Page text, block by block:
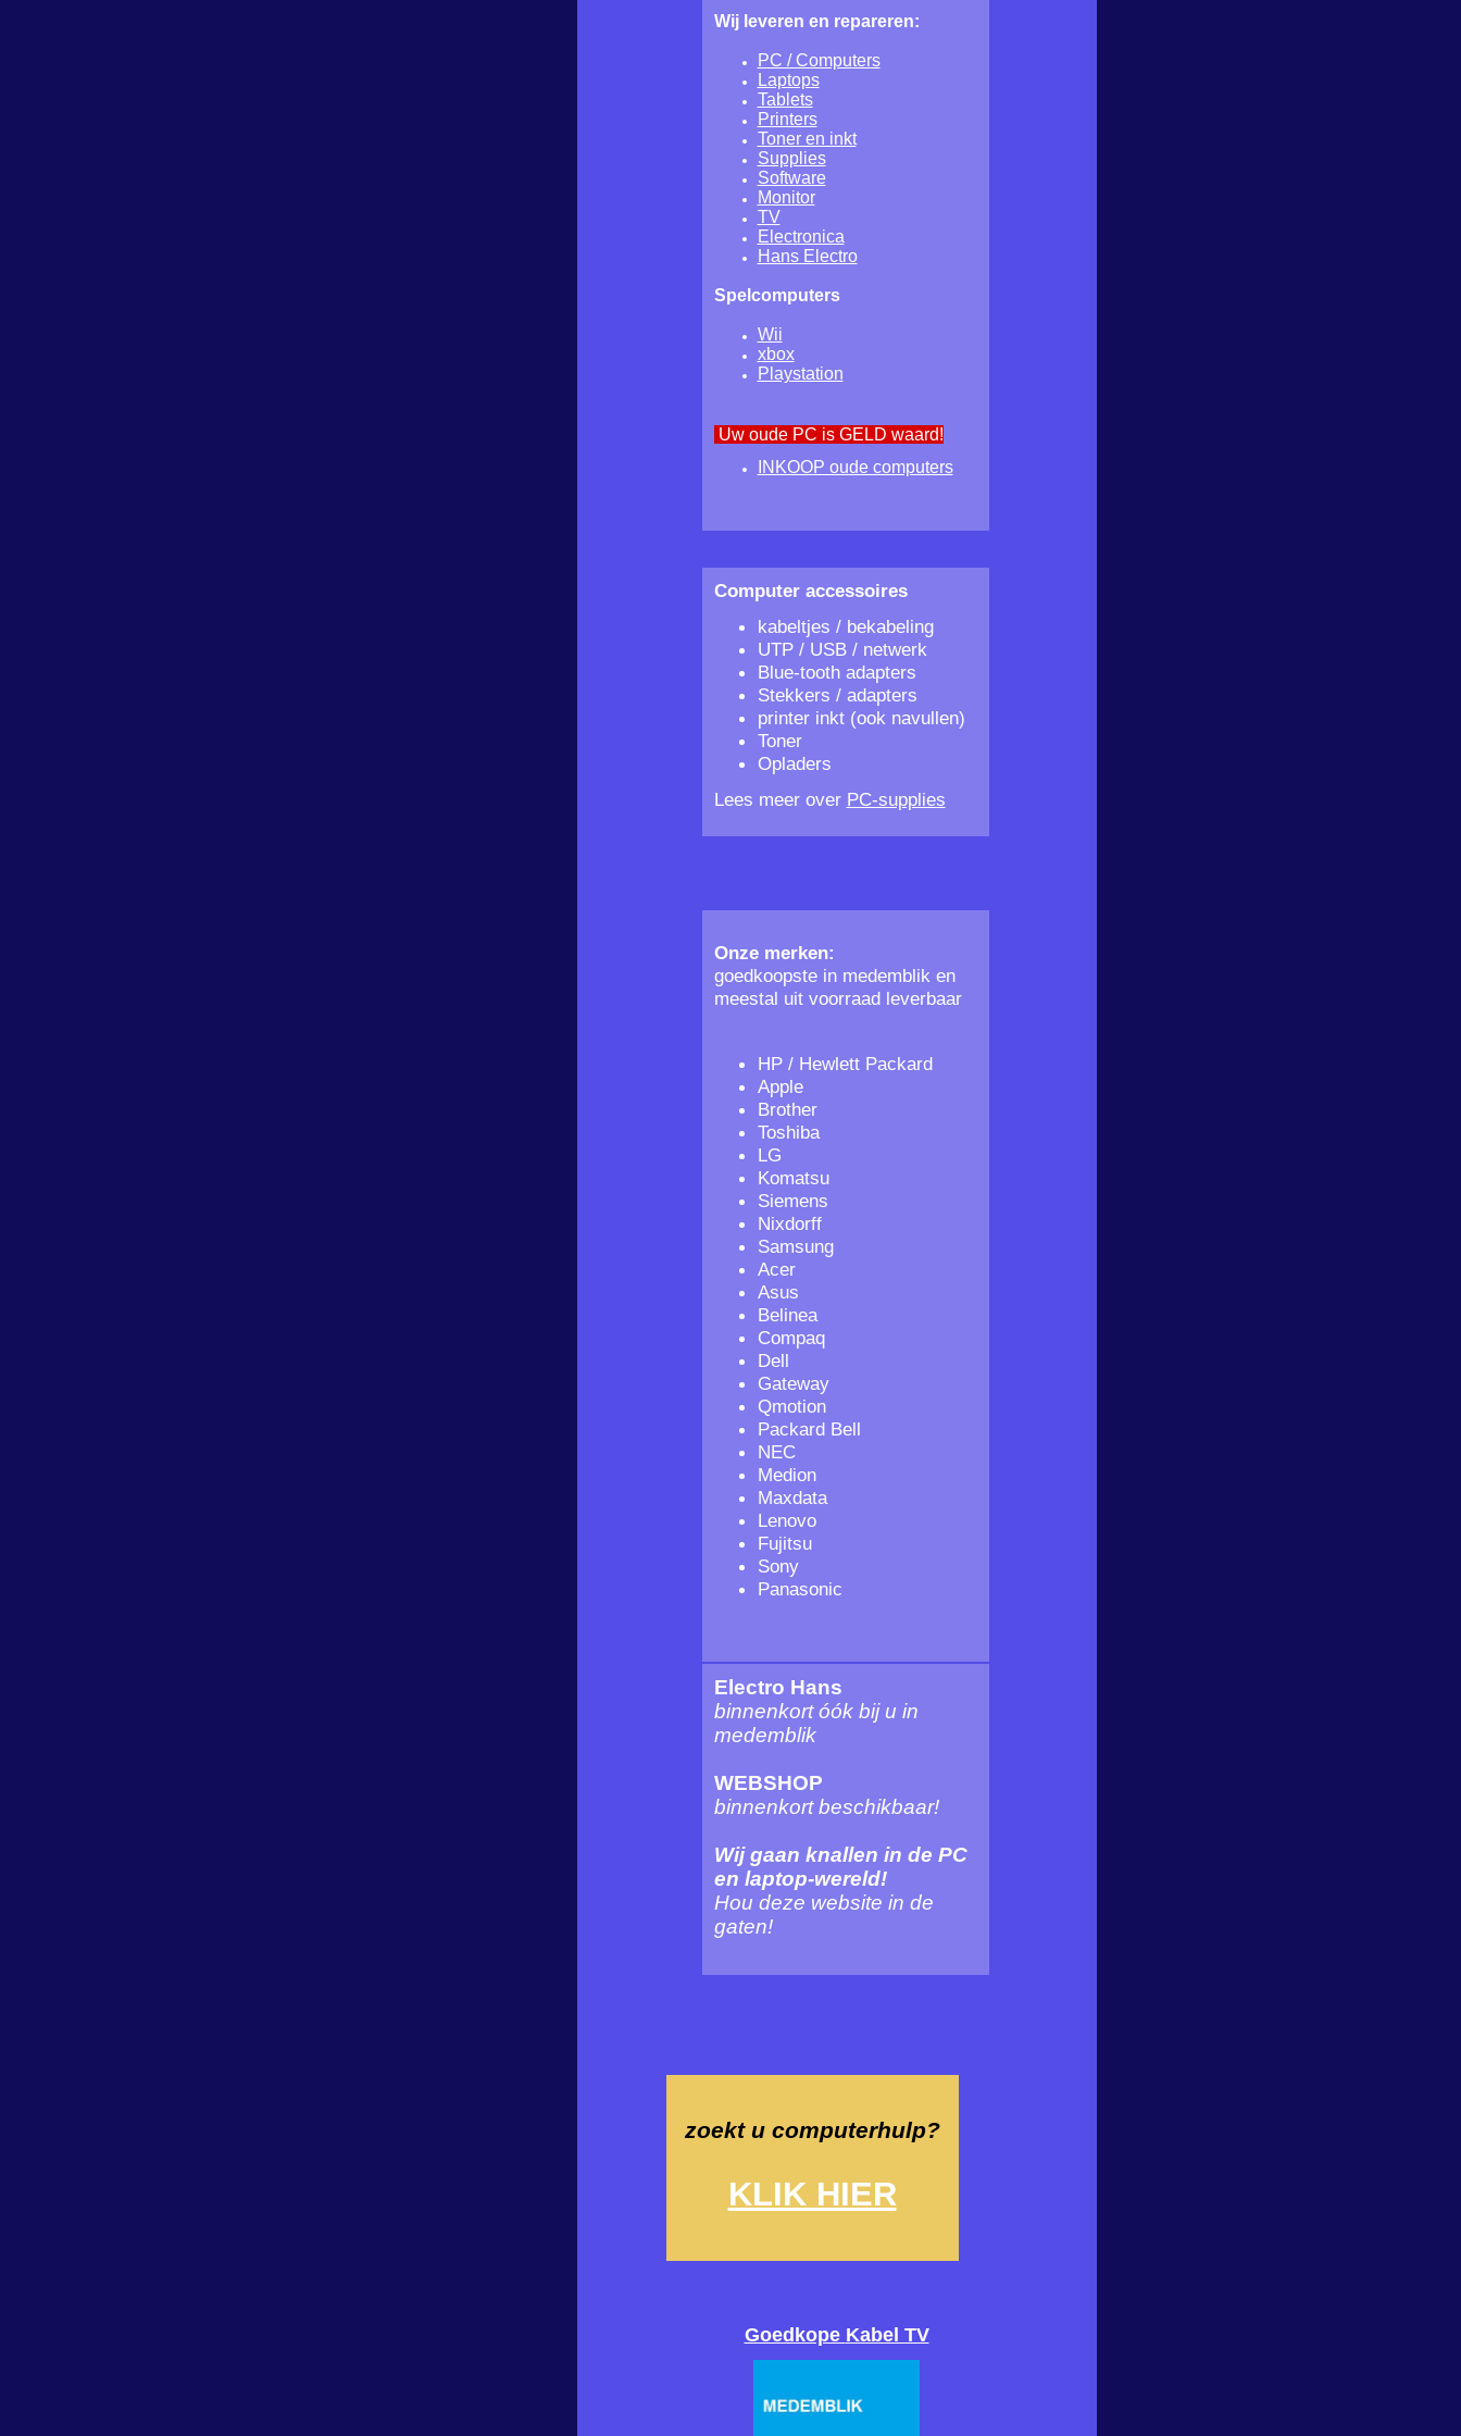
Wij leveren en repareren:
PC / Computers
Laptops
Tablets
Printers
Toner en inkt
Supplies
Software
Monitor
TV
Electronica
Hans Electro
Spelcomputers
Wii
xbox
Playstation
Uw oude PC is GELD waard!
INKOOP oude computers
Computer accessoires
kabeltjes / bekabeling
UTP / USB / netwerk
Blue-tooth adapters
Stekkers / adapters
printer inkt (ook navullen)
Toner
Opladers
Lees meer over PC-supplies
Onze merken:
goedkoopste in medemblik en
meestal uit voorraad leverbaar
HP / Hewlett Packard
Apple
Brother
Toshiba
LG
Komatsu
Siemens
Nixdorff
Samsung
Acer
Asus
Belinea
Compaq
Dell
Gateway
Qmotion
Packard Bell
NEC
Medion
Maxdata
Lenovo
Fujitsu
Sony
Panasonic
Electro Hans
binnenkort óók bij u in
medemblik
WEBSHOP
binnenkort beschikbaar!
Wij gaan knallen in de PC
en laptop-wereld!
Hou deze website in de
gaten!
zoekt u computerhulp?
KLIK HIER
Goedkope Kabel TV